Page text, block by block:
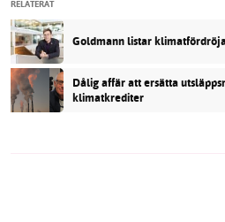
RELATERAT
Goldmann listar
Dålig affär att ersätta
klimatkrediter